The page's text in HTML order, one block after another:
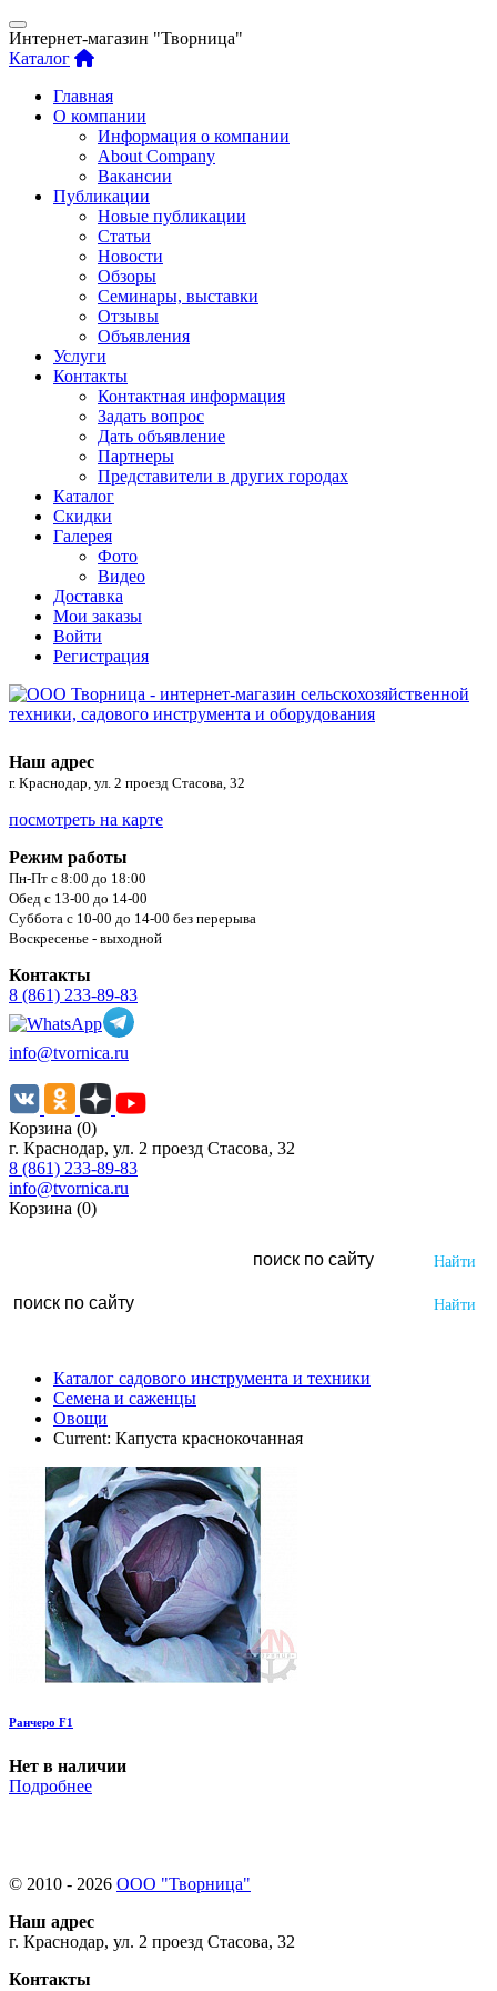
Интернет-магазин "Творница"
Каталог
Главная
О компании
Информация о компании
About Company
Вакансии
Публикации
Новые публикации
Статьи
Новости
Обзоры
Семинары, выставки
Отзывы
Объявления
Услуги
Контакты
Контактная информация
Задать вопрос
Дать объявление
Партнеры
Представители в других городах
Каталог
Скидки
Галерея
Фото
Видео
Доставка
Мои заказы
Войти
Регистрация
Наш адрес
г. Краснодар, ул. 2 проезд Стасова, 32
посмотреть на карте
Режим работы
Пн-Пт с 8:00 до 18:00
Обед с 13-00 до 14-00
Суббота с 10-00 до 14-00 без перерыва
Воскресенье - выходной
Контакты
8 (861) 233-89-83
info@tvornica.ru
Корзина (0)
г. Краснодар, ул. 2 проезд Стасова, 32
8 (861) 233-89-83
info@tvornica.ru
Корзина (0)
Каталог садового инструмента и техники
Семена и саженцы
Овощи
Current: Капуста краснокочанная
Ранчеро F1
Нет в наличии
Подробнее
© 2010 - 2026 ООО "Творница"
Наш адрес
г. Краснодар, ул. 2 проезд Стасова, 32
Контакты